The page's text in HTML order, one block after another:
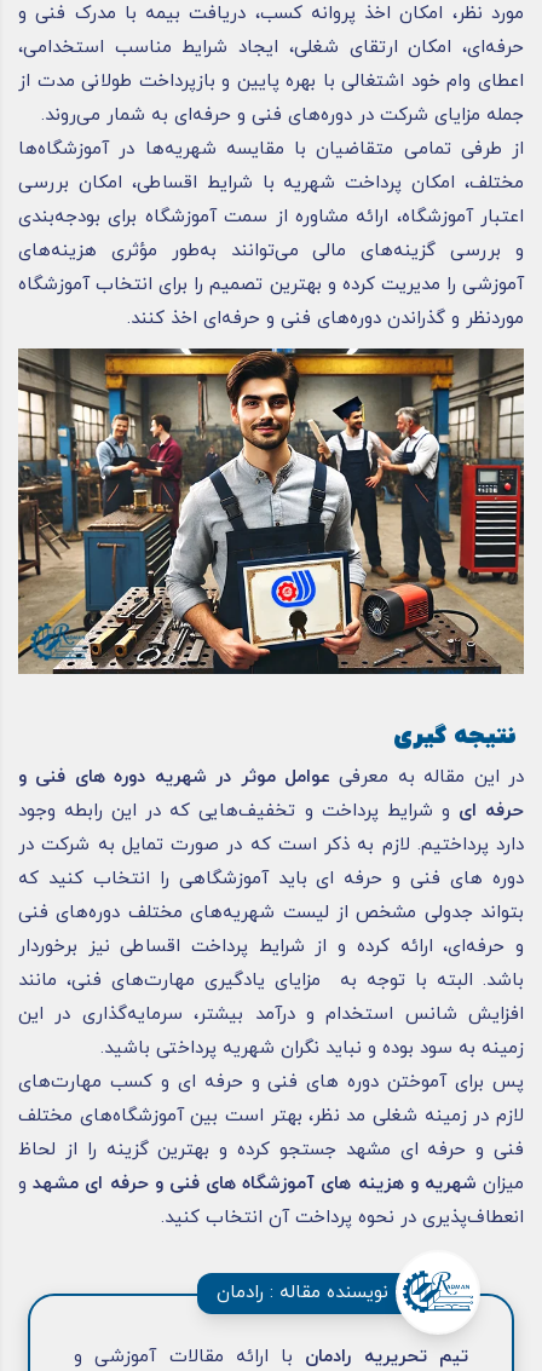
مورد نظر، امکان اخذ پروانه کسب، دریافت بیمه با مدرک فنی و
حرفه‌ای، امکان ارتقای شغلی، ایجاد شرایط مناسب استخدامی،
اعطای وام خود اشتغالی با بهره پایین و بازپرداخت طولانی مدت از
جمله مزایای شرکت در دوره‌های فنی و حرفه‌ای به شمار می‌روند.
از طرفی تمامی متقاضیان با مقایسه شهریه‌ها در آموزشگاه‌ها
مختلف، امکان پرداخت شهریه با شرایط اقساطی، امکان بررسی
اعتبار آموزشگاه، ارائه مشاوره از سمت آموزشگاه برای بودجه‌بندی
و بررسی گزینه‌های مالی می‌توانند به‌طور مؤثری هزینه‌های
آموزشی را مدیریت کرده و بهترین تصمیم را برای انتخاب آموزشگاه
موردنظر و گذراندن دوره‌های فنی و حرفه‌ای اخذ کنند.
نتیجه گیری
در این مقاله به معرفی عوامل موثر در شهریه دوره های فنی و
حرفه ای و شرایط پرداخت و تخفیف‌هایی که در این رابطه وجود
دارد پرداختیم. لازم به ذکر است که در صورت تمایل به شرکت در
دوره های فنی و حرفه ای باید آموزشگاهی را انتخاب کنید که
بتواند جدولی مشخص از لیست شهریه‌های مختلف دوره‌های فنی
و حرفه‌ای، ارائه کرده و از شرایط پرداخت اقساطی نیز برخوردار
باشد. البته با توجه به مزایای یادگیری مهارت‌های فنی، مانند
افزایش شانس استخدام و درآمد بیشتر، سرمایه‌گذاری در این
زمینه به سود بوده و نباید نگران شهریه پرداختی باشید.
پس برای آموختن دوره های فنی و حرفه ای و کسب مهارت‌های
لازم در زمینه شغلی مد نظر، بهتر است بین آموزشگاه‌های مختلف
فنی و حرفه ای مشهد جستجو کرده و بهترین گزینه را از لحاظ
میزان شهریه و هزینه های آموزشگاه های فنی و حرفه ای مشهدو
انعطاف‌پذیری در نحوه پرداخت آن انتخاب کنید.
تیم تحریریه رادمان با ارائه مقالات آموزشی و
نویسنده مقاله : رادمان